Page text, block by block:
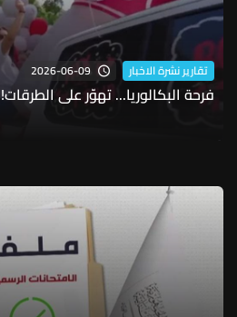
تقارير نشرة الاخبار 2026-06-09
فرحة البكالوريا... تهوّر على الطرقات!